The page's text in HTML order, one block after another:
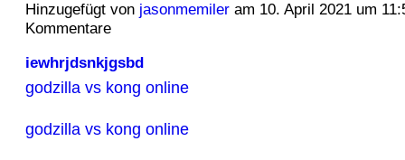
Hinzugefügt von jasonmemileram 10. April 2021 um
Kommentare
iewhrjdsnkjgsbd
godzilla vs kong online
godzilla vs kong online